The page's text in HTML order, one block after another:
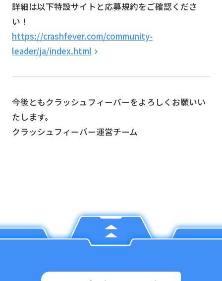
詳細は以下特設サイトと応募規約をご確認くださ
い！
https://crashfever.com/community-
leader/ja/index.html
今後ともクラッシュフィーバーをよろしくお願いい
たします。
クラッシュフィーバー運営チーム